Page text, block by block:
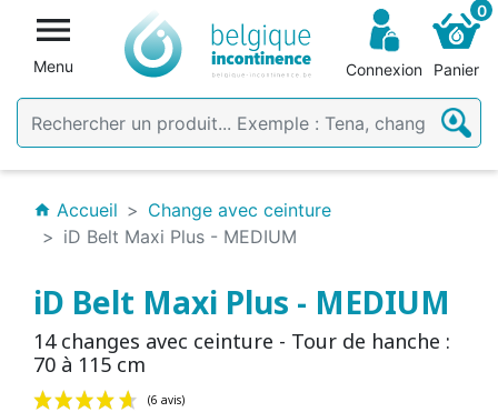

Menu Connexion
0
Panier
home Accueil
Change avec ceinture
iD Belt Maxi Plus - MEDIUM
iD Belt Maxi Plus - MEDIUM
14 changes avec ceinture - Tour de hanche :
70 à 115 cm